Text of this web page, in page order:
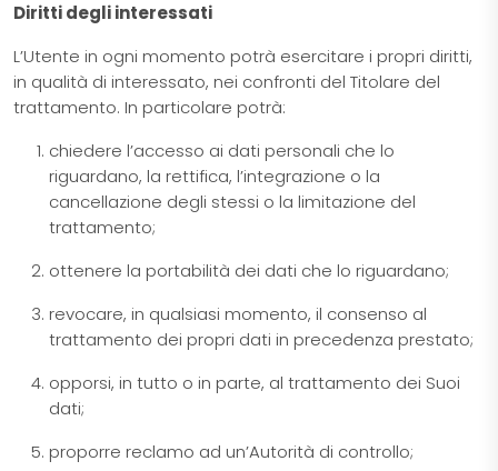
Diritti degli interessati
L’Utente in ogni momento potrà esercitare i propri diritti,
in qualità di interessato, nei confronti del Titolare del
trattamento. In particolare potrà:
chiedere l’accesso ai dati personali che lo
riguardano, la rettifica, l’integrazione o la
cancellazione degli stessi o la limitazione del
trattamento;
ottenere la portabilità dei dati che lo riguardano;
revocare, in qualsiasi momento, il consenso al
trattamento dei propri dati in precedenza prestato;
opporsi, in tutto o in parte, al trattamento dei Suoi
dati;
proporre reclamo ad un’Autorità di controllo;